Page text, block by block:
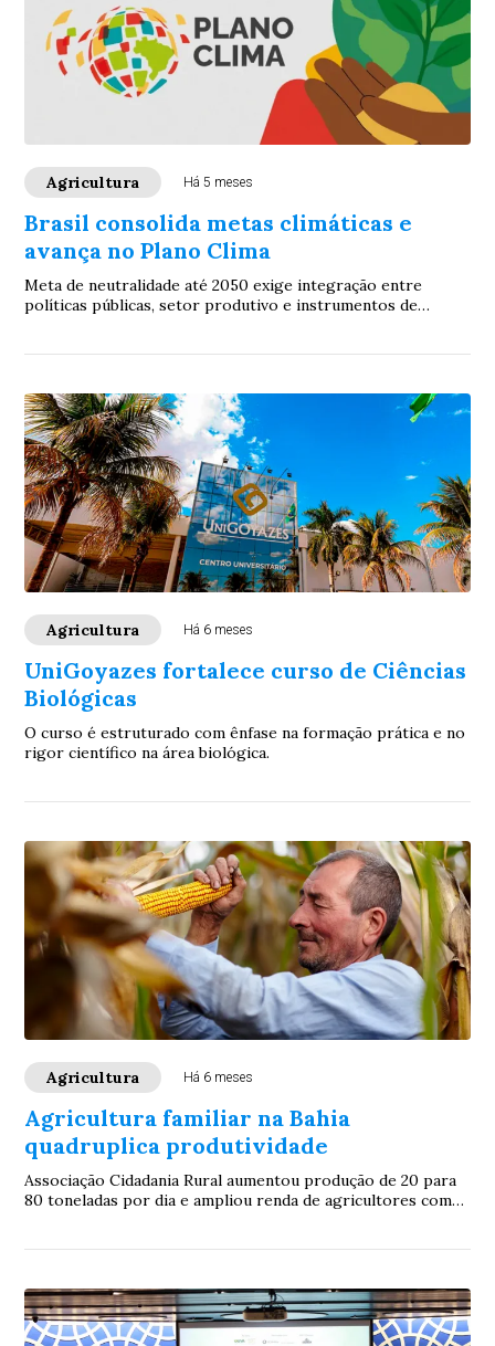
Agricultura Há 5 meses
Brasil consolida metas climáticas e
avança no Plano Clima
Meta de neutralidade até 2050 exige integração entre
políticas públicas, setor produtivo e instrumentos de
Agricultura Há 6 meses
UniGoyazes fortalece curso de Ciências
Biológicas
O curso é estruturado com ênfase na formação prática e no
rigor científico na área biológica.
Agricultura Há 6 meses
Agricultura familiar na Bahia
quadruplica produtividade
Associação Cidadania Rural aumentou produção de 20 para
80 toneladas por dia e ampliou renda de agricultores com